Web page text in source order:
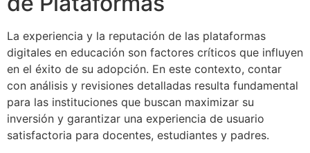
La experiencia y la reputación de las plataformas
digitales en educación son factores críticos que influyen
en el éxito de su adopción. En este contexto, contar
con análisis y revisiones detalladas resulta fundamental
para las instituciones que buscan maximizar su
inversión y garantizar una experiencia de usuario
satisfactoria para docentes, estudiantes y padres.